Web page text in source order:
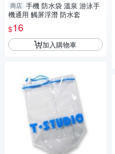
商店 手機 防水袋 溫泉 游泳手
機通用 觸屏浮潛 防水套
$16
加入購物車